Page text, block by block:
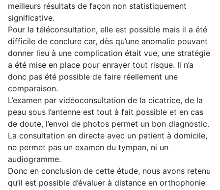
meilleurs résultats de façon non statistiquement
significative.
Pour la téléconsultation, elle est possible mais il a été
difficile de conclure car, dès qu’une anomalie pouvant
donner lieu à une complication était vue, une stratégie
a été mise en place pour enrayer tout risque. Il n’a
donc pas été possible de faire réellement une
comparaison.
L’examen par vidéoconsultation de la cicatrice, de la
peau sous l’antenne est tout à fait possible et en cas
de doute, l’envoi de photos permet un bon diagnostic.
La consultation en directe avec un patient à domicile,
ne permet pas un examen du tympan, ni un
audiogramme.
Donc en conclusion de cette étude, nous avons retenu
qu’il est possible d’évaluer à distance en orthophonie